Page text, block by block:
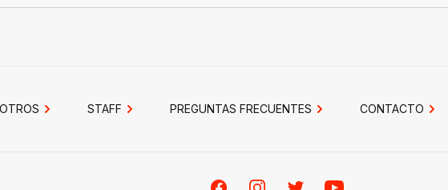
STAFF PREGUNTAS FRECUENTES CONTACTO